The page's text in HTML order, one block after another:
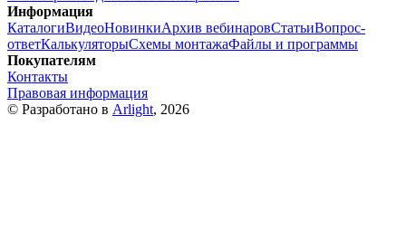
Информация
КаталогиВидеоНовинкиАрхив вебинаровСтатьиВопрос-
ответКалькуляторыСхемы монтажаФайлы и программы
Покупателям
Контакты
Правовая информация
© Разработано в Arlight, 2026